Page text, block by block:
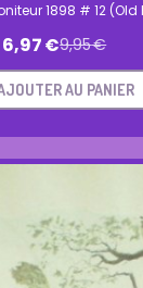
1898 # 12
6,97€9,95€
AU PANIER